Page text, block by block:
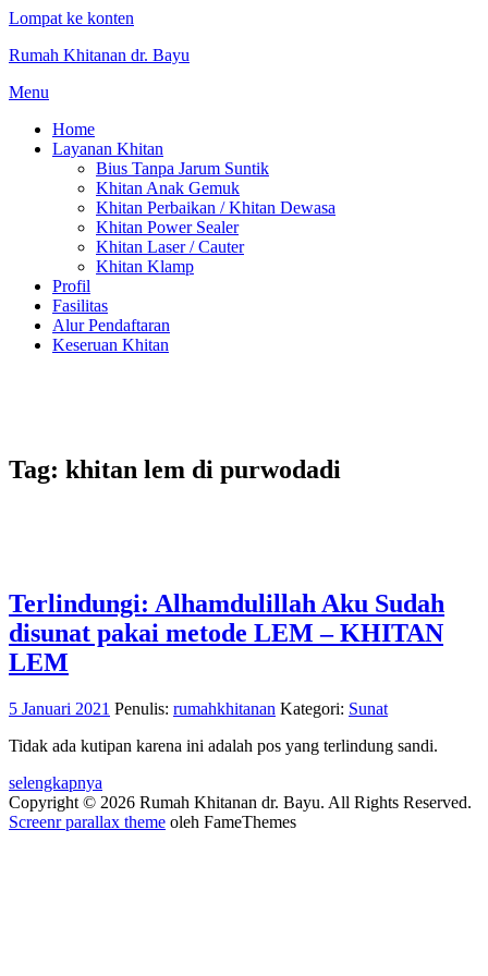
Lompat ke konten
Rumah Khitanan dr. Bayu
Menu
Home
Layanan Khitan
Bius Tanpa Jarum Suntik
Khitan Anak Gemuk
Khitan Perbaikan / Khitan Dewasa
Khitan Power Sealer
Khitan Laser / Cauter
Khitan Klamp
Profil
Fasilitas
Alur Pendaftaran
Keseruan Khitan
Tag: khitan lem di purwodadi
Terlindungi: Alhamdulillah Aku Sudah
disunat pakai metode LEM – KHITAN
LEM
5 Januari 2021 Penulis: rumahkhitanan Kategori: Sunat
Tidak ada kutipan karena ini adalah pos yang terlindung sandi.
selengkapnya
Copyright © 2026 Rumah Khitanan dr. Bayu. All Rights Reserved.
Screenr parallax theme oleh FameThemes